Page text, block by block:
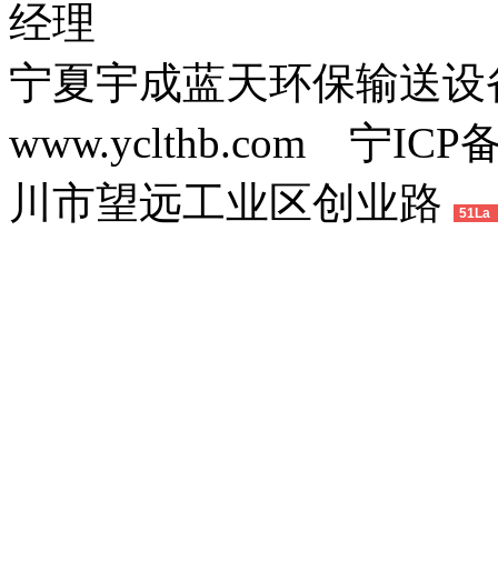
经理
宁夏宇成蓝天环保输送
www.yclthb.com 宁ICP
川市望远工业区创业路
51La